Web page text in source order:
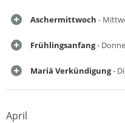
Aschermittwoch -
Frühlingsanfang-
Mariä Verkündigung-
April